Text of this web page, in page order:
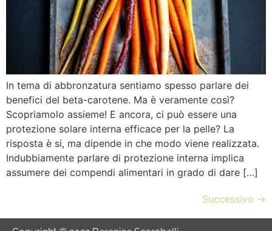
In tema di abbronzatura sentiamo spesso parlare dei
benefici del beta-carotene. Ma è veramente così?
Scopriamolo assieme! E ancora, ci può essere una
protezione solare interna efficace per la pelle? La
risposta è si, ma dipende in che modo viene realizzata.
Indubbiamente parlare di protezione interna implica
assumere dei compendi alimentari in grado di dare […]
Successivo →